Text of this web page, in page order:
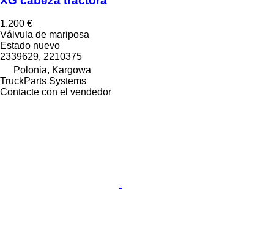
1.200 €
Válvula de mariposa
Estado nuevo
2339629, 2210375
Polonia, Kargowa
TruckParts Systems
Contacte con el vendedor